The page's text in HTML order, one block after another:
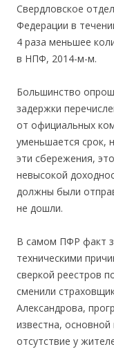
Свердловское
Федерации в
4 раза меньшее
в НПФ, 2014-м-м.
Большинство
задержки
от официальных
уменьшается срок,
эти сбережения,
невысокой
должны были
не дошли.
В самом ПФР факт
техническими
сверкой реестров
сменили
Александрова,
известна,
отсутствие у